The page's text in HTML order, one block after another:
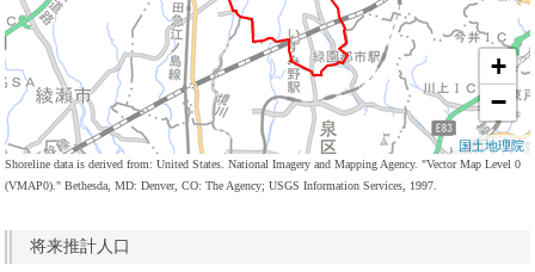
+
−
国土地理院
Shoreline data is derived from: United States. National Imagery and Mapping Agency. "Vector Map Level 0
(VMAP0)." Bethesda, MD: Denver, CO: The Agency; USGS Information Services, 1997.
将来推計人口